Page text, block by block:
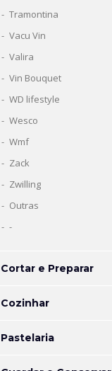
Tramontina
Vacu Vin
Valira
Vin Bouquet
WD lifestyle
Wesco
Wmf
Zack
Zwilling
Outras
-
Cortar e Preparar
Cozinhar
Pastelaria